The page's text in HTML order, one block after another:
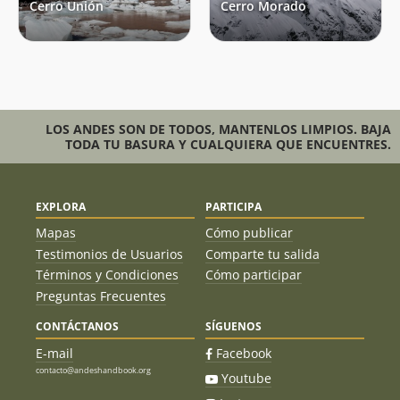
Cerro Unión Cerro Morado
LOS ANDES SON DE TODOS, MANTENLOS LIMPIOS. BAJA
TODA TU BASURA Y CUALQUIERA QUE ENCUENTRES.
EXPLORA
Mapas
Testimonios de Usuarios
Términos y Condiciones
Preguntas Frecuentes
PARTICIPA
Cómo publicar
Comparte tu salida
Cómo participar
CONTÁCTANOS
E-mail
contacto@andeshandbook.org
SÍGUENOS
Facebook
Youtube